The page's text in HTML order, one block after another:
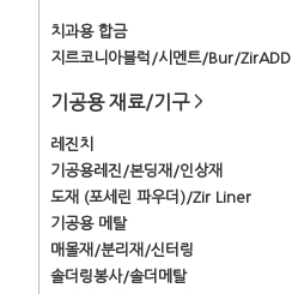
치과용 합금
지르코니아블럭/시멘트/Bur/ZirADD
기공용 재료/기구 >
레진치
기공용레진/본딩재/인상재
도재 (포세린 파우더)/Zir Liner
기공용 메탈
매몰재/분리재/신터링
솔더링봉사/솔더메탈